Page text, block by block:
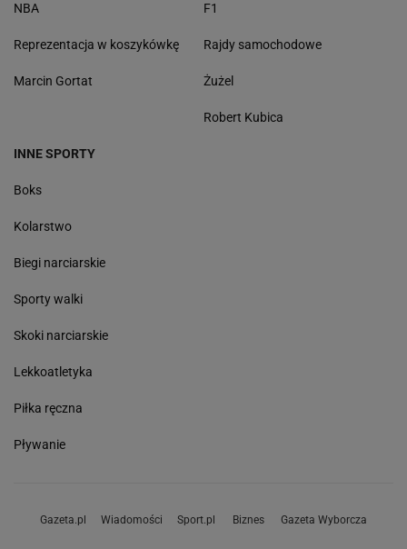
NBA
Reprezentacja w koszykówkę
Marcin Gortat
F1
Rajdy samochodowe
Żużel
Robert Kubica
INNE SPORTY
Boks
Kolarstwo
Biegi narciarskie
Sporty walki
Skoki narciarskie
Lekkoatletyka
Piłka ręczna
Pływanie
Gazeta.pl Wiadomości Sport.pl Biznes Gazeta Wyborcza